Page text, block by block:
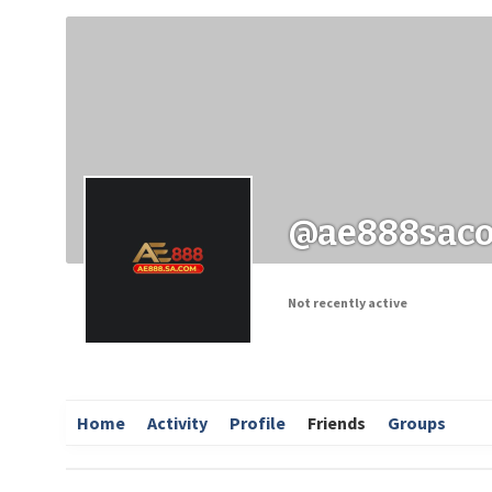
Заходи
Not recently active
Home Activity Profile Friends Groups